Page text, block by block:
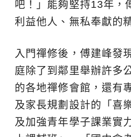
吧！」能夠堅持13年，
利益他人、無私奉獻的
入門禪修後，傅建峰發
庭除了到鄰里舉辦許多
的各地禪修會館，還有
及家長規劃設計的「喜
及加強青年學子課業實